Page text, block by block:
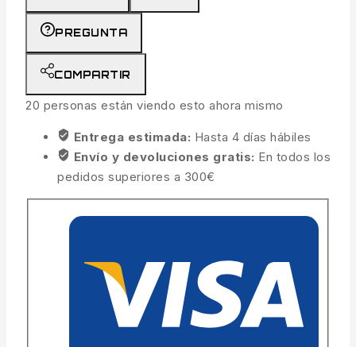
PREGUNTA
COMPARTIR
20 personas están viendo esto ahora mismo
Entrega estimada: Hasta 4 días hábiles
Envío y devoluciones gratis: En todos los
pedidos superiores a 300€